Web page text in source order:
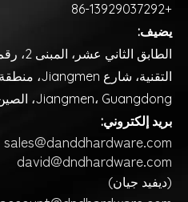
+86-13929037292
يضيف:
Jiangmen، Guangdong، الصين 529000
بريد إلكتروني:
sales@danddhardware.com
david@dndhardware.com
(ديفيد جيان)